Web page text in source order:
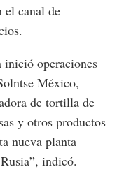
el canal de
operaciones
México,
de tortilla de
y otros productos
nueva planta
indicó.